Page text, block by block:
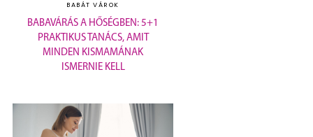
BABÁT VÁROK
BABAVÁRÁS A HŐSÉGBEN: 5+1
PRAKTIKUS TANÁCS, AMIT
MINDEN KISMAMÁNAK
ISMERNIE KELL